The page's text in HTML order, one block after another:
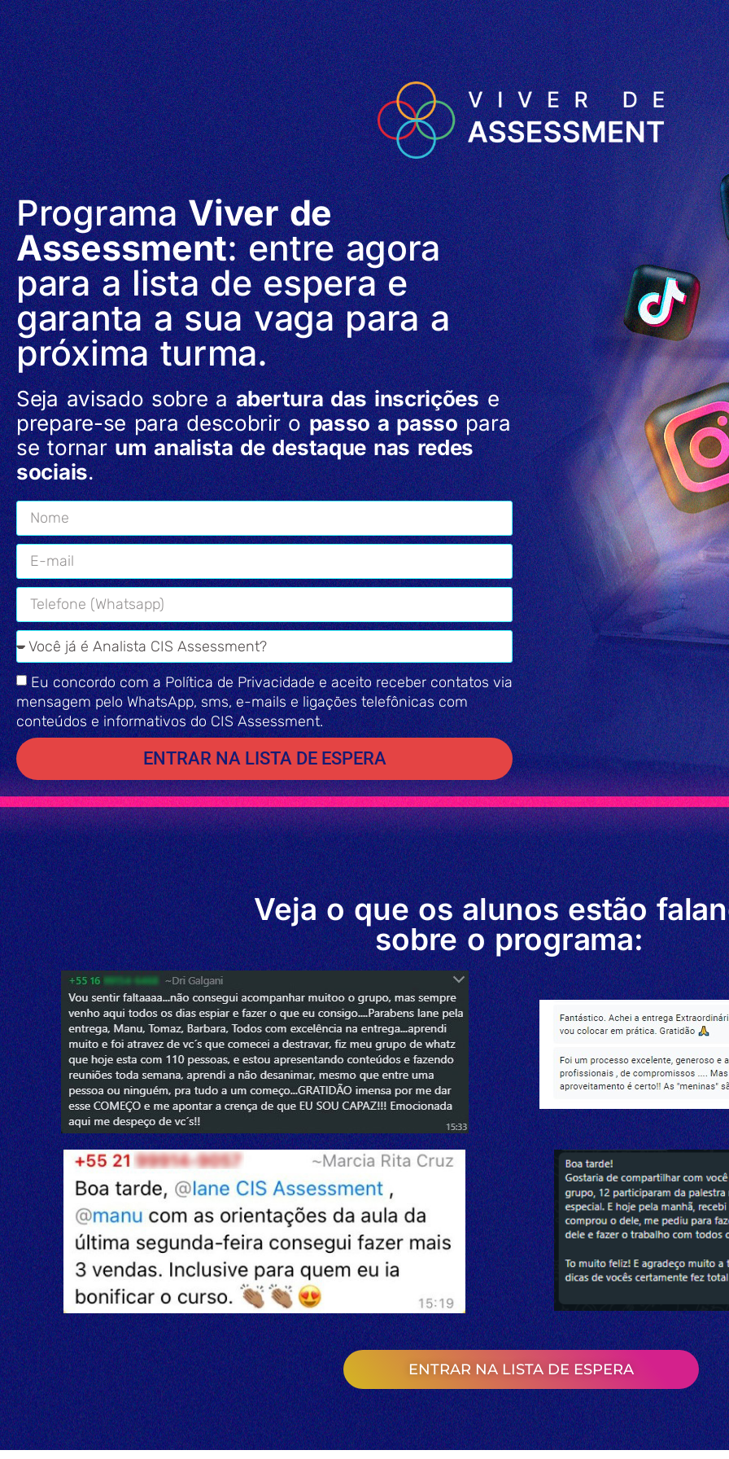
ProgramaViver de
Assessment: entre agora
para a lista de espera e
garanta a sua vaga para a
próxima turma.
Seja avisado sobre aabertura das inscriçõese
prepare-se para descobrir opasso a passopara
se tornarum analista de destaque nas redes
sociais.
Eu concordo com a Política de Privacidade e aceito receber contatos via
mensagem pelo WhatsApp, sms, e-mails e ligações telefônicas com
conteúdos e informativos do CIS Assessment.
ENTRAR NA LISTA DE ESPERA
Veja o que os alunos estão
sobre o programa:
ENTRAR NA LISTA DE ESPERA